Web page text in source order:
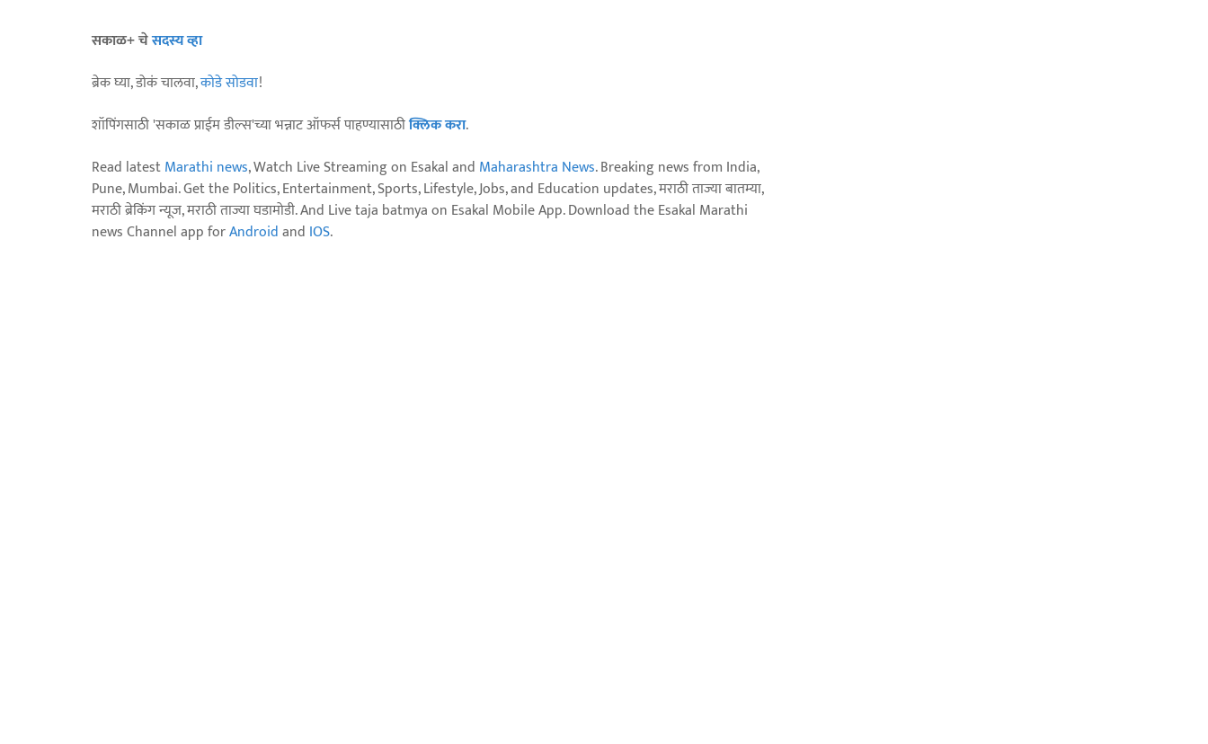
सकाळ+ चेसदस्य व्हा
ब्रेक घ्या, डोकं चालवा,कोडे सोडवा!
शॉपिंगसाठी 'सकाळ प्राईम डील्स'च्या भन्नाट ऑफर्स पाहण्यासाठीक्लिक करा.
Read latestMarathi news, Watch Live Streaming on Esakal and Maharashtra News. Breaking news from India,
Pune, Mumbai. Get the Politics, Entertainment, Sports, Lifestyle, Jobs, and Education updates, मराठी ताज्या बातम्या,
मराठी ब्रेकिंग न्यूज, मराठी ताज्या घडामोडी. And Live taja batmya on Esakal Mobile App. Download the Esakal Marathi
news Channel app forAndroidand IOS.